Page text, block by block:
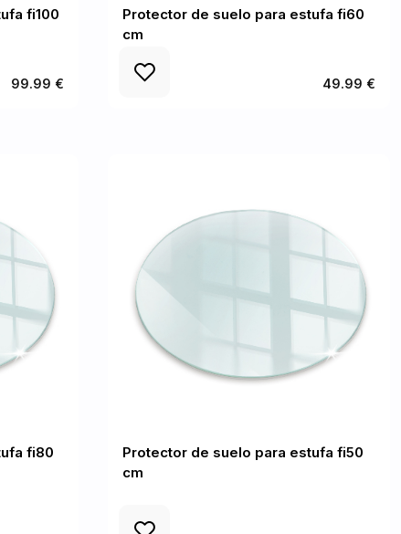
fi100
99.99 €
Protector de suelo para estufa fi60
cm
49.99 €
fi80
Protector de suelo para estufa fi50
cm